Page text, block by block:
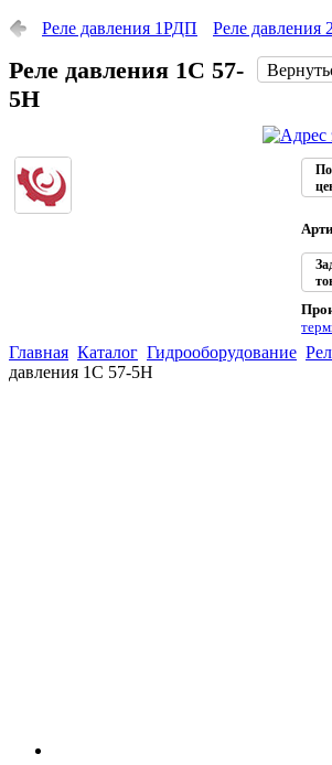
Реле давления 1РДП Реле
Реле давления 1С 57-
5Н
Главная Каталог Гидрооборудование
давления 1С 57-5Н